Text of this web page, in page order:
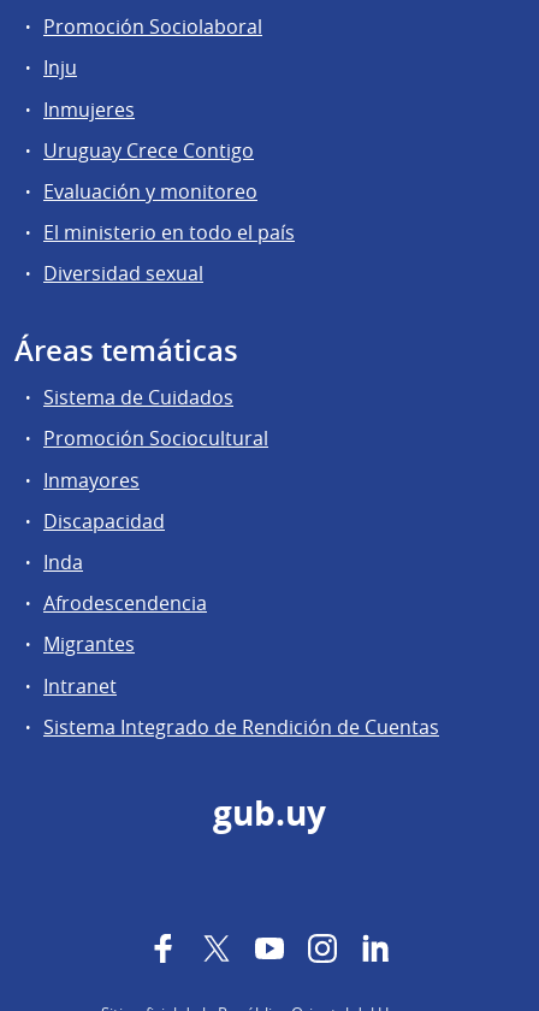
Promoción Sociolaboral
Inju
Inmujeres
Uruguay Crece Contigo
Evaluación y monitoreo
El ministerio en todo el país
Diversidad sexual
Áreas temáticas
Sistema de Cuidados
Promoción Sociocultural
Inmayores
Discapacidad
Inda
Afrodescendencia
Migrantes
Intranet
Sistema Integrado de Rendición de Cuentas
gub.uy
FacebookTwitterYouTubeInstagram